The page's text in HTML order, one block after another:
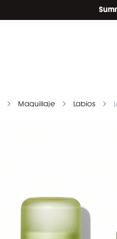
Maquillaje Labios